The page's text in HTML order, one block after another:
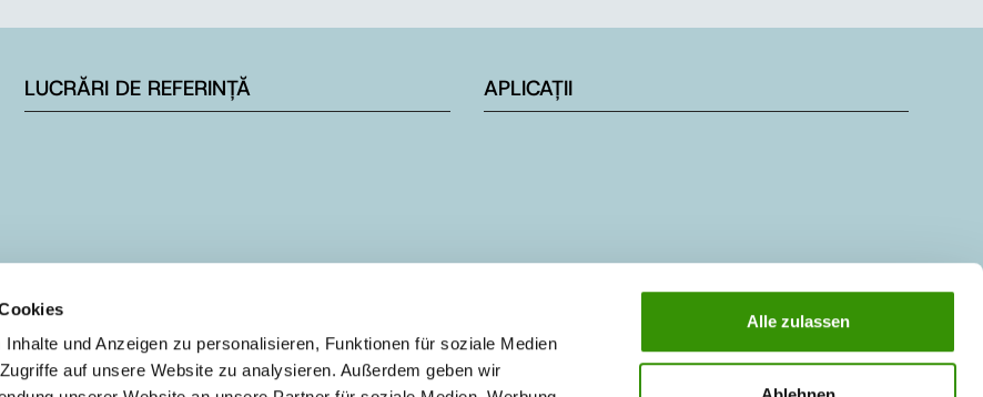
und Anzeigen zu personalisieren, Funktionen für soziale Medien
auf unsere Website zu analysieren. Außerdem geben wir
Alle zulassen
LUCRĂRI DE REFERINȚĂ APLICAȚII